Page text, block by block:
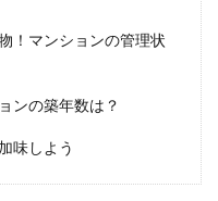
お住まいの方で、もともとあ
途中で入居・退去！家
！マンションの管理状
ンの築年数は？
味しよう